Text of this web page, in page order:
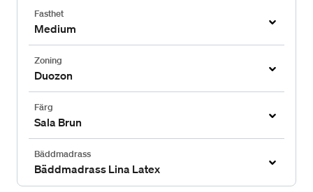
Fasthet
Medium
Zoning
Duozon
Färg
Sala Brun
Bäddmadrass
Bäddmadrass Lina Latex